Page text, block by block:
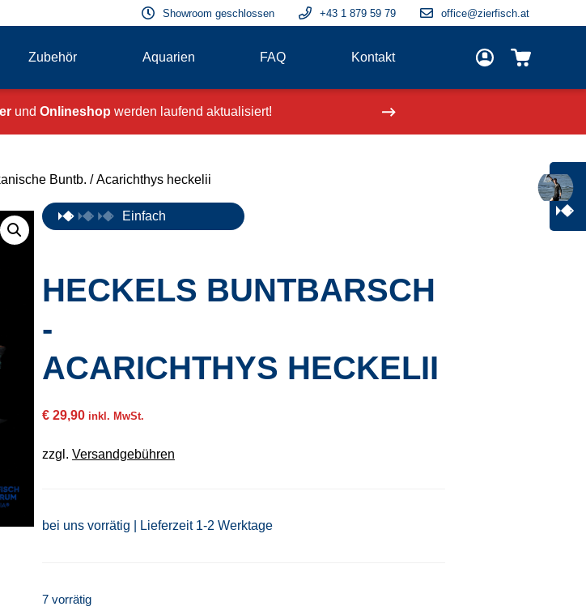
Showroom geschlossen +43 1 879 59 79 office@zierfisch.at
Zubehör Aquarien FAQ Kontakt
und Onlineshop werden laufend aktualisiert!
Buntb. / Acarichthys heckelii
Einfach
HECKELS BUNTBARSCH
-
ACARICHTHYS HECKELII
€ 29,90 inkl. MwSt.
zzgl. Versandgebühren
bei uns vorrätig | Lieferzeit 1-2 Werktage
7 vorrätig